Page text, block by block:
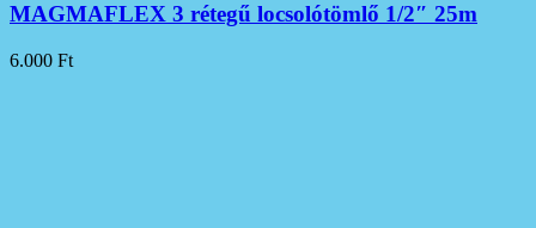
MAGMAFLEX 3 rétegű locsolótömlő 1/2″ 25m
6.000 Ft